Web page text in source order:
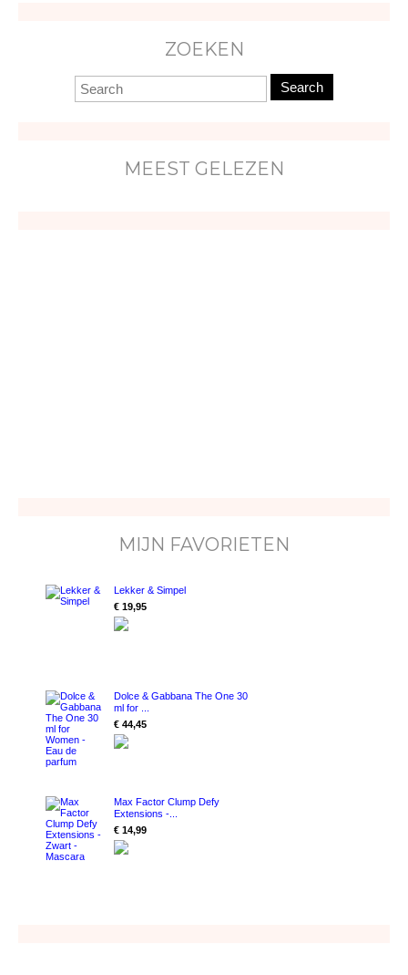
ZOEKEN
Search
MEEST GELEZEN
MIJN FAVORIETEN
Lekker & Simpel
€ 19,95
Dolce & Gabbana The One 30
ml for ...
€ 44,45
Max Factor Clump Defy
Extensions -...
€ 14,99